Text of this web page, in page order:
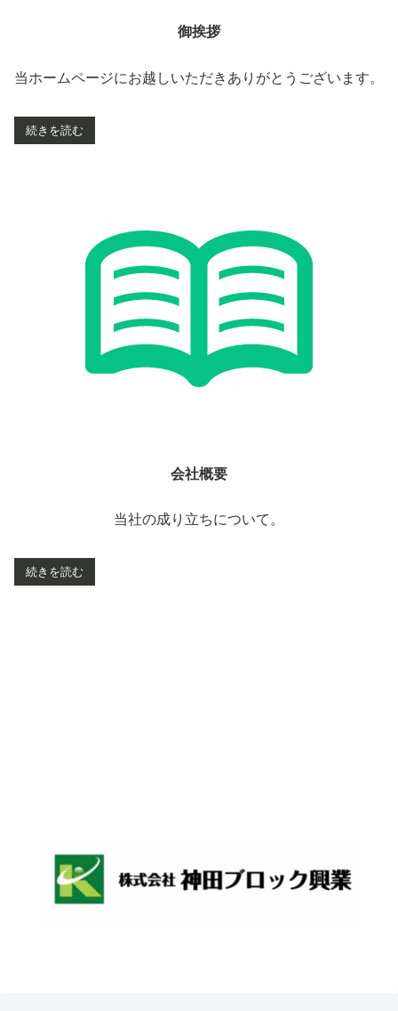
御挨拶
当ホームページにお越しいただきありがとうございます。
続きを読む
会社概要
当社の成り立ちについて。
続きを読む